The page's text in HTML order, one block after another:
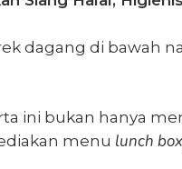
dagang di bawah
ini bukan hanya
menu lunch box